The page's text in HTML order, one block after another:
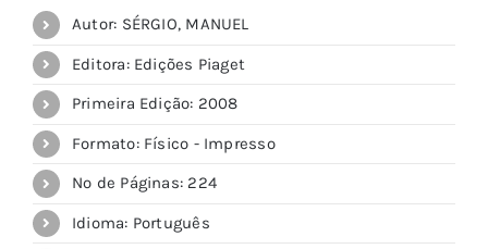
Autor: SÉRGIO, MANUEL
Editora: Edições Piaget
Primeira Edição: 2008
Formato: Físico - Impresso
Nº de Páginas: 224
Idioma: Português